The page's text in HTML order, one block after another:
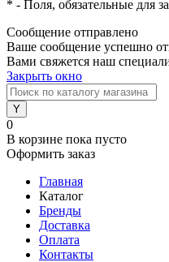
* - Поля, обязательные для
Сообщение отправлено
Ваше сообщение успешно
Вами свяжется наш
Закрыть окно
0
В корзине пока пусто
Оформить заказ
Главная
Каталог
Бренды
Доставка
Оплата
Контакты